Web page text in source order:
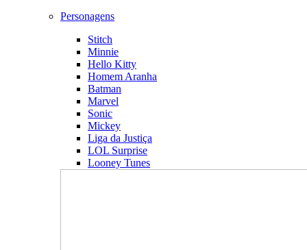
Personagens
Stitch
Minnie
Hello Kitty
Homem Aranha
Batman
Marvel
Sonic
Mickey
Liga da Justiça
LOL Surprise
Looney Tunes